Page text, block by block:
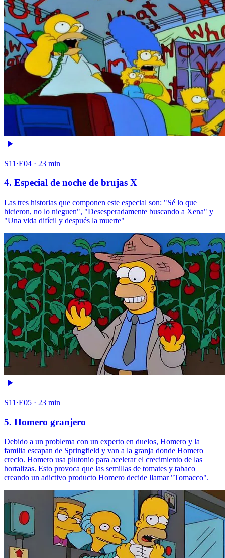
S11·E04 · 23 min
4. Especial de noche de brujas X
Las tres historias que componen este especial son: "Sé lo que
hicieron, no lo nieguen", "Desesperadamente buscando a Xena" y
"Una vida difícil y después la muerte"
S11·E05 · 23 min
5. Homero granjero
Debido a un problema con un experto en duelos, Homero y la
familia escapan de Springfield y van a la granja donde Homero
crecio. Homero usa plutonio para acelerar el crecimiento de las
hortalizas. Esto provoca que las semillas de tomates y tabaco
creando un adictivo producto Homero decide llamar "Tomacco".